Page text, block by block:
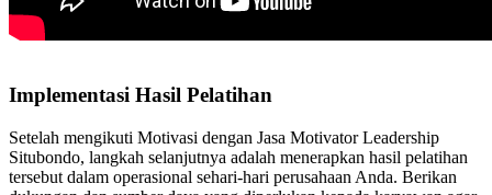
Implementasi Hasil Pelatihan
Setelah mengikuti Motivasi dengan Jasa Motivator Leadership
Situbondo, langkah selanjutnya adalah menerapkan hasil pelatihan
tersebut dalam operasional sehari-hari perusahaan Anda. Berikan